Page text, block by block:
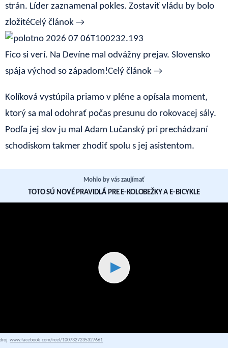
strán. Líder zaznamenal pokles. Zostaviť vládu by bolo
zložitéCelý článok →
Fico si verí. Na Devíne mal odvážny prejav. Slovensko
spája východ so západom!Celý článok →
Kolíková vystúpila priamo v pléne a opísala moment,
ktorý sa mal odohrať počas presunu do rokovacej sály.
Podľa jej slov ju mal Adam Lučanský pri prechádzaní
schodiskom takmer zhodiť spolu s jej asistentom.
Mohlo by vás zaujímať
TOTO SÚ NOVÉ PRAVIDLÁ PRE E-KOLOBEŽKY A E-BICYKLE
▶
www.facebook.com/reel/1007327235327661